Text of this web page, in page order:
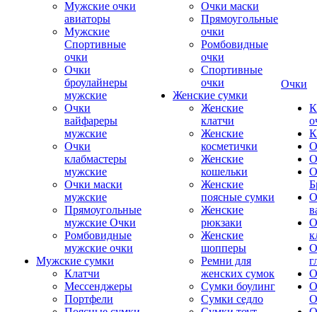
Мужские очки
авиаторы
Мужские
Спортивные
очки
Очки
броулайнеры
мужские
Очки
вайфареры
мужские
Очки
клабмастеры
мужские
Очки маски
мужские
Прямоугольные
мужские Очки
Ромбовидные
мужские очки
Мужские сумки
Клатчи
Мессенджеры
Портфели
Очки маски
Прямоугольные
очки
Ромбовидные
очки
Спортивные
очки
Женские сумки
Женские
клатчи
Женские
косметички
Женские
кошельки
Женские
поясные сумки
Женские
рюкзаки
Женские
шопперы
Ремни для
женских сумок
Сумки боулинг
Сумки седло
Очки